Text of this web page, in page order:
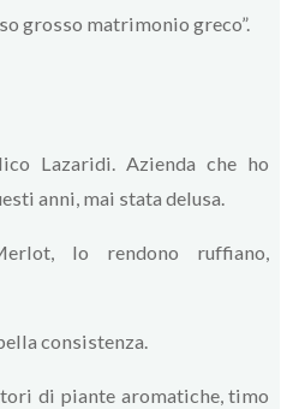
grosso matrimonio greco”.
Lazaridi. Azienda che ho
anni, mai stata delusa.
lo rendono ruffiano,
consistenza.
di piante aromatiche, timo